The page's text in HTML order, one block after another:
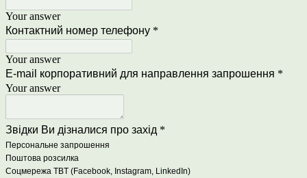
Your answer
Контактний номер телефону *
Your answer
Е-mail корпоративний для направлення запрошення *
Your answer
Звідки Ви дізналися про захід *
Персональне запрошення
Поштова розсилка
Соцмережа TBT (Facebook, Instagram, LinkedIn)